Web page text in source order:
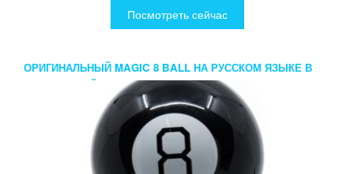
Посмотреть сейчас
ОРИГИНАЛЬНЫЙ MAGIC 8 BALL НА РУССКОМ ЯЗЫКЕ В
ПОДАРОЧНОЙ КОРОБКЕ